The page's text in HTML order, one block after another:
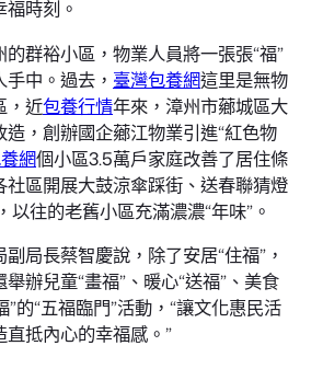
時刻。
群裕小區，物業人員將一張張“福”
中。過去， 臺灣包養網這里是無物
，近包養行情年來，漳州市薌城區大
，創辦國企薌江物業引進“紅色物
網個小區3.5萬戶家庭改善了居住條
社區開展大鼓涼傘踩街、送春聯猜燈
往的老舊小區充滿濃濃“年味”。
長蔡智慶說，除了安居“住福”，
辦兒童“畫福”、暖心“送福”、美食
”的“五福臨門”活動，“讓文化惠民活
抵內心的幸福感。”